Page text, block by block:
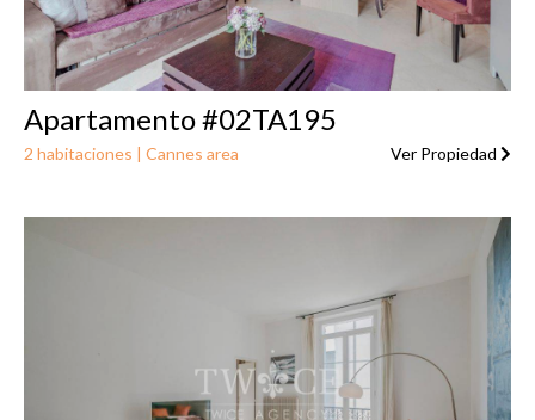
Apartamento #02TA195
2 habitaciones | Cannes area Ver Propiedad